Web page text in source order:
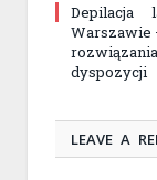
Depilacja
Warszawie
dyspozycji
LEAVE A